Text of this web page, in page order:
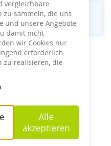
für diese Veranstaltung
Ticket bestellt
vergleichbare
zu sammeln, die uns
und unsere Angebote
damit nicht
wir Cookies nur
erforderlich
zu realisieren, die
Alle
akzeptieren